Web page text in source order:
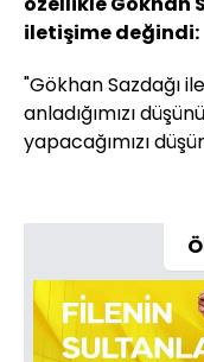
iletişime değindi:
"Gökhan Sazdağı
anladığımızı
yapacağımızı